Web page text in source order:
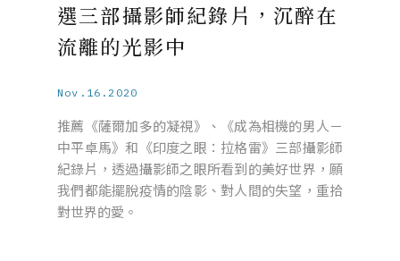
選三部攝影師紀錄片，沉醉在
流離的光影中
Nov.16.2020
推薦《薩爾加多的凝視》、《成為相機的男人－
中平卓馬》和《印度之眼：拉格雷》三部攝影師
紀錄片，透過攝影師之眼所看到的美好世界，願
我們都能擺脫疫情的陰影、對人間的失望，重拾
對世界的愛。